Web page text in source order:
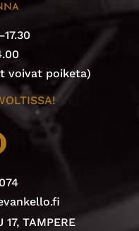
voivat poiketa)
17, TAMPERE